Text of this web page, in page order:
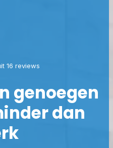
16 reviews
genoegen
dan